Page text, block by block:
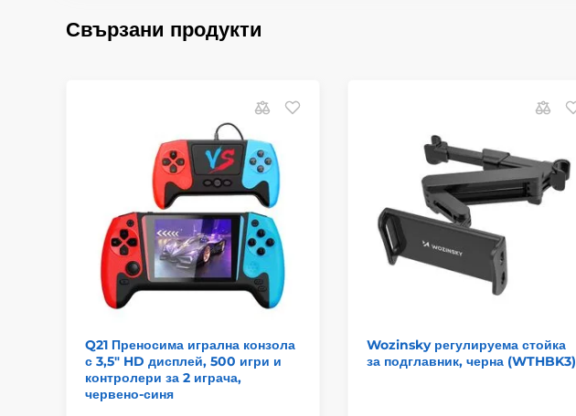
Свързани продукти
Q21 Преносима игрална конзола
с 3,5" HD дисплей, 500 игри и
контролери за 2 играча,
червено-синя
Wozinsky регулируема стойка
за подглавник, черна (WTHBK3)